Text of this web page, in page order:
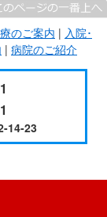
のご案内 | 入院･
| 病院のご紹介
14-23